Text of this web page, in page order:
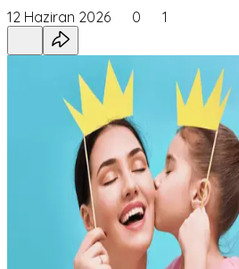
12 Haziran 2026 0 1